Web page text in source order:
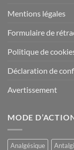
Mentions légales
Formulaire de
Politique de
Déclaration de
Avertissement
MODE
Analgésique